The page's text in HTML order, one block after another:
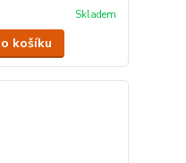
Skladem
košíku